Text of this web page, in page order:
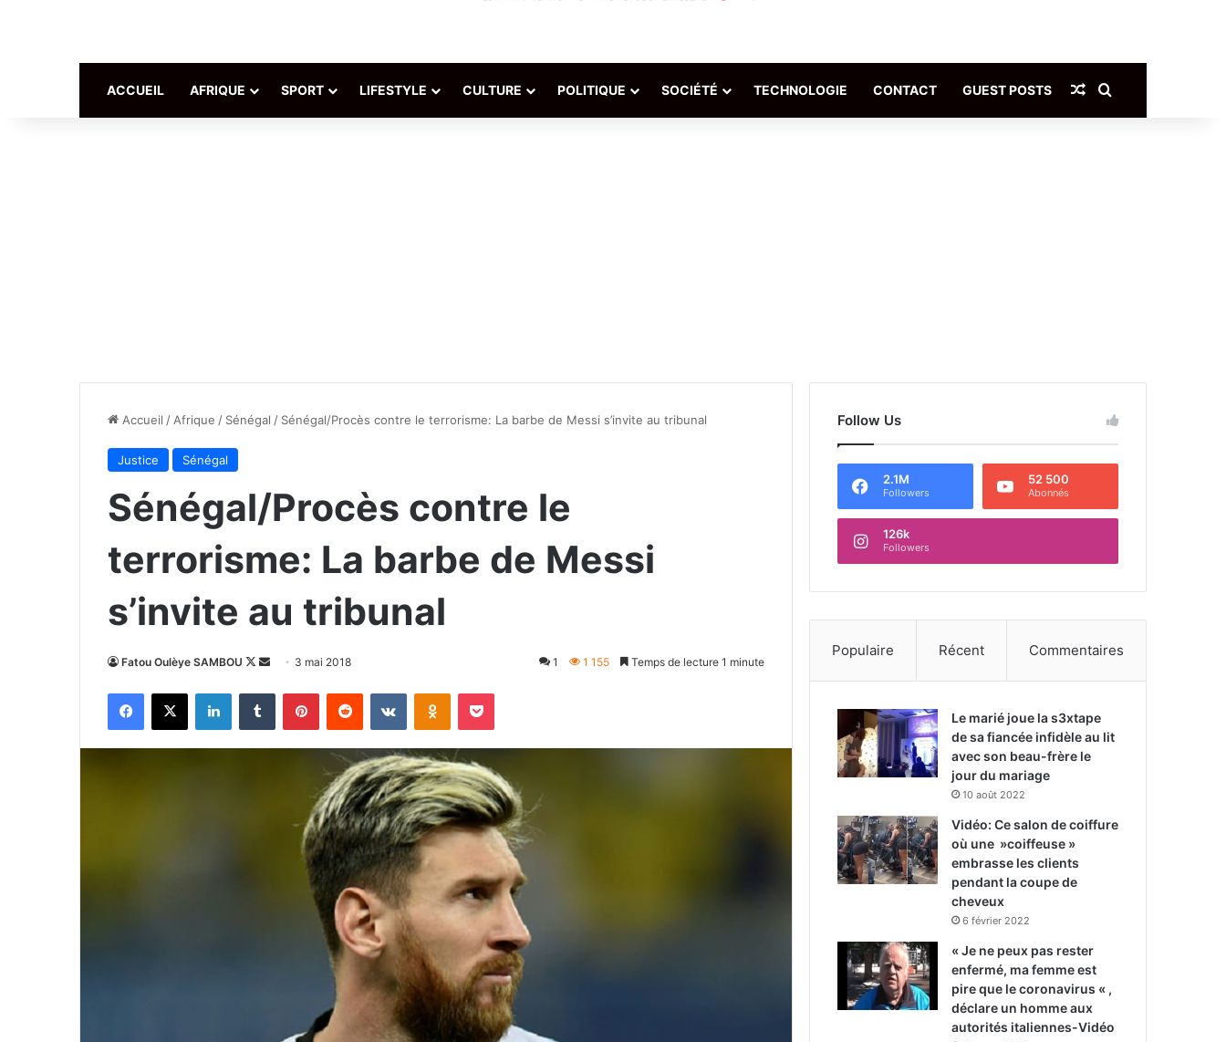
ACCUEIL AFRIQUE SPORT LIFESTYLE CULTURE POLITIQUE SOCIÉTÉ TECHNOLOGIE CONTACT GUEST POSTS Article Aléatoire
Accueil / Afrique / Sénégal / Sénégal/Procès contre le terrorisme: La barbe de Messi s’invite au tribunal
Justice Sénégal
Sénégal/Procès contre le
terrorisme: La barbe de Messi
s’invite au tribunal
Fatou Oulèye SAMBOU
Follow
X
Envoyer
courriel
3 mai 2018 1 1 155 Temps de lecture 1 minute
Facebook
X LinkedinTumblr PinterestReddit VKontakteOdnoklassniki
Pocket
Follow Us
2.1M
Followers
52 500
Abonnés
126k
Followers
Populaire Récent Commentaires
Le marié joue la s3xtape
de sa fiancée infidèle au lit
avec son beau-frère le
jour du mariage
10 août 2022
Vidéo: Ce salon de coiffure
où une »coiffeuse »
embrasse les clients
pendant la coupe de
cheveux
6 février 2022
« Je ne peux pas rester
enfermé, ma femme est
pire que le coronavirus « ,
déclare un homme aux
autorités italiennes-Vidéo